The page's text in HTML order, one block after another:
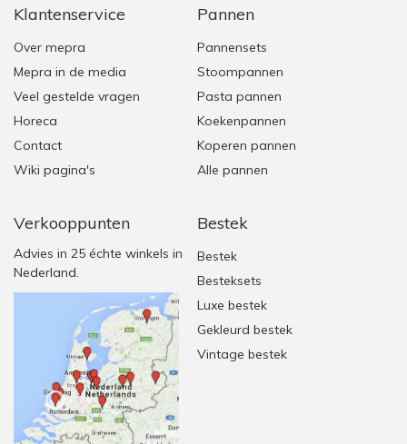
Klantenservice
Over mepra
Mepra in de media
Veel gestelde vragen
Horeca
Contact
Wiki pagina's
Verkooppunten
Advies in 25 échte winkels in
Nederland.
Pannen
Pannensets
Stoompannen
Pasta pannen
Koekenpannen
Koperen pannen
Alle pannen
Bestek
Bestek
Besteksets
Luxe bestek
Gekleurd bestek
Vintage bestek